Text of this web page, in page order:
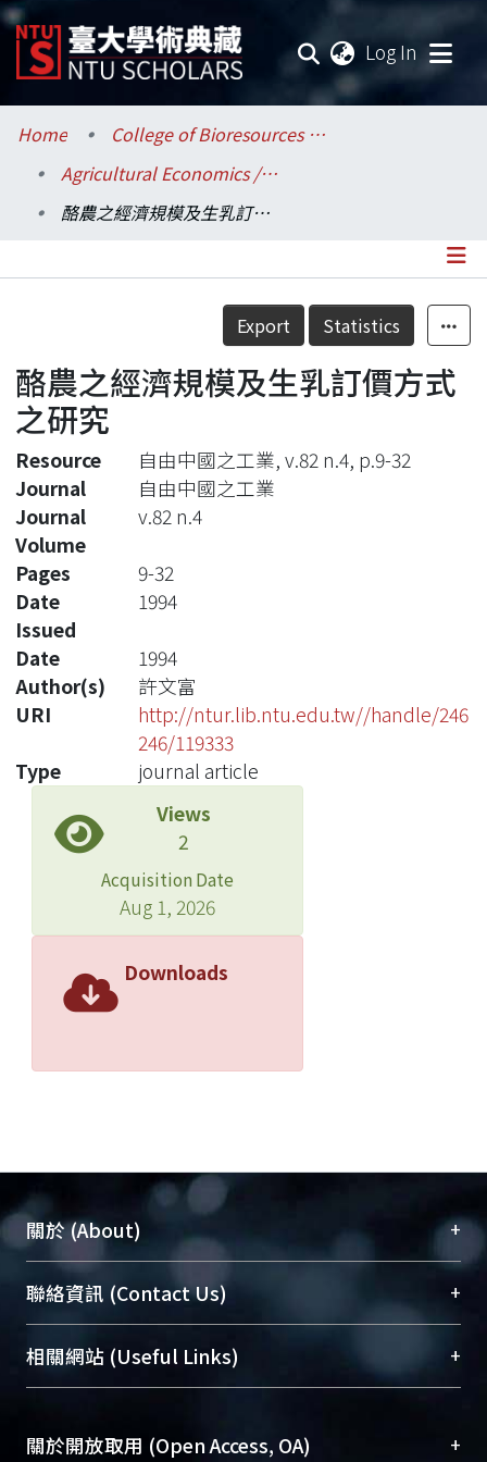
Log In
Communities & Collections
Research Outputs
Statistics
Home
College of Bioresources and Agriculture / 生物資源暨農學院
Agricultural Economics / 農業經濟學系
酪農之經濟規模及生乳訂價方式之研究
Details
Export Statistics
酪農之經濟規模及生乳訂價方式
之研究
Resource
自由中國之工業, v.82 n.4, p.9-32
Journal
自由中國之工業
Journal
Volume
v.82 n.4
Pages
9-32
Date
Issued
1994
Date
1994
Author(s)
許文富
URI
http://ntur.lib.ntu.edu.tw//handle/246
246/119333
Type
journal article
Views
2
Acquisition Date
Aug 1, 2026
Downloads
關於 (About) +
臺大位居世界頂尖大學之列，為永久珍藏及向國際
展現本校豐碩的研究成果及學術能量，圖書館整合
機構典藏（NTUR）與學術庫（AH）不同功能平
台，成為臺大學術典藏NTU scholars。期能整合研
成果。
聯絡資訊 (Contact Us) +
總館學科館員(Main Library)
醫學圖書館學科館員(Medical Library)
Sciences Library)
相關網站 (Useful Links) +
關於開放取用 (Open Access, OA) +